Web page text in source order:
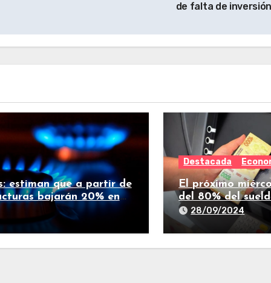
de falta de
estiman que a partir de
bajarán 20% en
Destacada
El próximo
del 80% del
estatales de
28/09/2024